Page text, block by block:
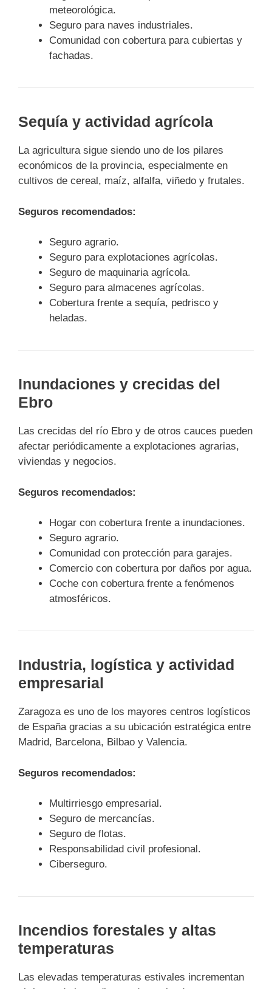
meteorológica.
Seguro para naves industriales.
Comunidad con cobertura para cubiertas y
fachadas.
Sequía y actividad agrícola
La agricultura sigue siendo uno de los pilares
económicos de la provincia, especialmente en
cultivos de cereal, maíz, alfalfa, viñedo y frutales.
Seguros recomendados:
Seguro agrario.
Seguro para explotaciones agrícolas.
Seguro de maquinaria agrícola.
Seguro para almacenes agrícolas.
Cobertura frente a sequía, pedrisco y
heladas.
Inundaciones y crecidas del
Ebro
Las crecidas del río Ebro y de otros cauces pueden
afectar periódicamente a explotaciones agrarias,
viviendas y negocios.
Seguros recomendados:
Hogar con cobertura frente a inundaciones.
Seguro agrario.
Comunidad con protección para garajes.
Comercio con cobertura por daños por agua.
Coche con cobertura frente a fenómenos
atmosféricos.
Industria, logística y actividad
empresarial
Zaragoza es uno de los mayores centros logísticos
de España gracias a su ubicación estratégica entre
Madrid, Barcelona, Bilbao y Valencia.
Seguros recomendados:
Multirriesgo empresarial.
Seguro de mercancías.
Seguro de flotas.
Responsabilidad civil profesional.
Ciberseguro.
Incendios forestales y altas
temperaturas
Las elevadas temperaturas estivales incrementan